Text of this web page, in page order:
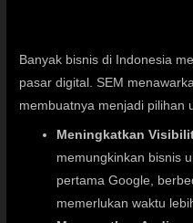
Banyak bisnis di Indonesia
pasar digital. SEM
membuatnya menjadi pilihan
Meningkatkan
memungkinkan bisnis
pertama Google,
memerlukan waktu